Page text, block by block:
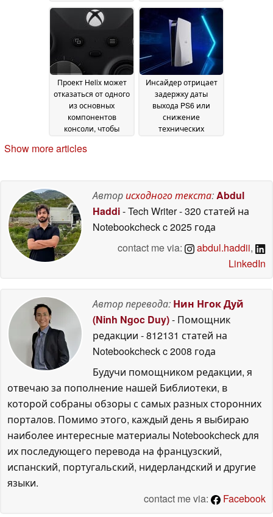
консоль21 June 2026
19 June 2026
Проект Helix может
отказаться от одного
из основных
компонентов
консоли, чтобы
доступную цену
Инсайдер отрицает
задержку даты
выхода PS6 или
снижение
технических
Show more articles
Авторисходного текста:Abdul
Haddi- Tech Writer- 320 статей на
Notebookcheckc 2025 года
contact me via:
abdul.haddii,
LinkedIn
Автор перевода: Нин Нгок Дуй
(Ninh Ngoc Duy)- Помощник
редакции - 812131 статей на
Notebookcheckc 2008 года
Будучи помощником редакции, я
отвечаю за пополнение нашей Библиотеки, в
которой собраны обзоры с самых разных сторонних
порталов. Помимо этого, каждый день я выбираю
наиболее интересные материалы Notebookcheck для
их последующего перевода на французский,
испанский, португальский, нидерландский и другие
языки.
contact me via:
Facebook